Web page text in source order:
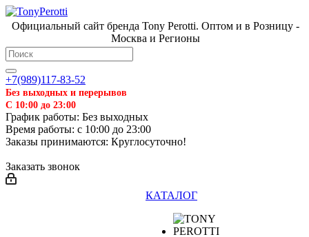
Официальный сайт бренда Tony Perotti. Оптом и в Розницу -
Москва и Регионы
+7(989)117-83-52
Без выходных и перерывов
С 10:00 до 23:00
График работы: Без выходных
Время работы: с 10:00 до 23:00
Заказы принимаются: Круглосуточно!
Заказать звонок
КАТАЛОГ